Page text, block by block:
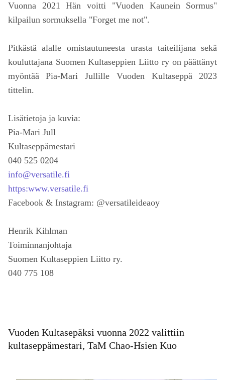
Vuonna 2021 Hän voitti "Vuoden Kaunein Sormus"
kilpailun sormuksella "Forget me not".
Pitkästä alalle omistautuneesta urasta taiteilijana sekä
kouluttajana Suomen Kultaseppien Liitto ry on päättänyt
myöntää Pia-Mari Jullille Vuoden Kultaseppä 2023
tittelin.
Lisätietoja ja kuvia:
Pia-Mari Jull
Kultaseppämestari
040 525 0204
info@versatile.fi
https:www.versatile.fi
Facebook & Instagram: @versatileideaoy
Henrik Kihlman
Toiminnanjohtaja
Suomen Kultaseppien Liitto ry.
040 775 108
Vuoden Kultasepäksi vuonna 2022 valittiin
kultaseppämestari, TaM Chao-Hsien Kuo